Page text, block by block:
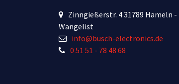
Zinngießerstr. 4 31789 Hameln -
Wangelist
info@busch-electronics.de
0 51 51 - 78 48 68